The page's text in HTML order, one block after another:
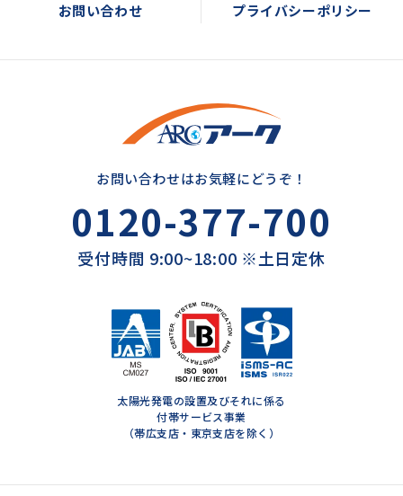
お問い合わせ プライバシーポリシー
お問い合わせはお気軽にどうぞ！
0120-377-700
受付時間 9:00~18:00 ※土日定休
太陽光発電の設置及びそれに係る
付帯サービス事業
（帯広支店・東京支店を除く）